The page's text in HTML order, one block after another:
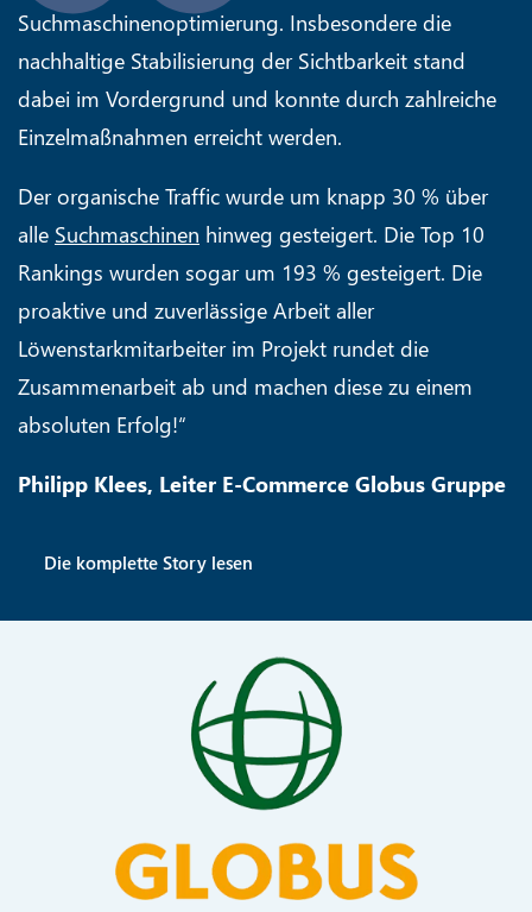
Suchmaschinenoptimierung. Insbesondere die
nachhaltige Stabilisierung der Sichtbarkeit stand
dabei im Vordergrund und konnte durch zahlreiche
Einzelmaßnahmen erreicht werden.
Der organische Traffic wurde um knapp 30 % über
alle Suchmaschinen hinweg gesteigert. Die Top 10
Rankings wurden sogar um 193 % gesteigert. Die
proaktive und zuverlässige Arbeit aller
Löwenstarkmitarbeiter im Projekt rundet die
Zusammenarbeit ab und machen diese zu einem
absoluten Erfolg!“
Philipp Klees, Leiter E-Commerce Globus Gruppe
Die komplette Story lesen